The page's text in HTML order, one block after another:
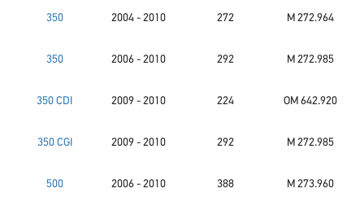
350 2004 - 2010 272 M 272.964
350 2006 - 2010 292 M 272.985
350 CDI 2009 - 2010 224 OM 642.920
350 CGI 2009 - 2010 292 M 272.985
500 2006 - 2010 388 M 273.960